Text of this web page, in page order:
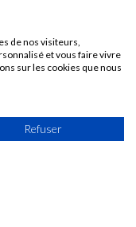
de garage
motorisé
€ TTC
de nos visiteurs,
et vous faire vivre
sur les cookies que nous
Refuser